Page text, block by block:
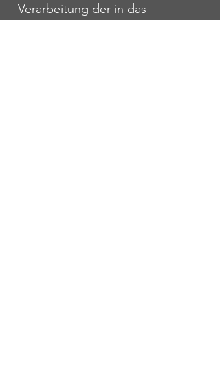
Verarbeitung der in das